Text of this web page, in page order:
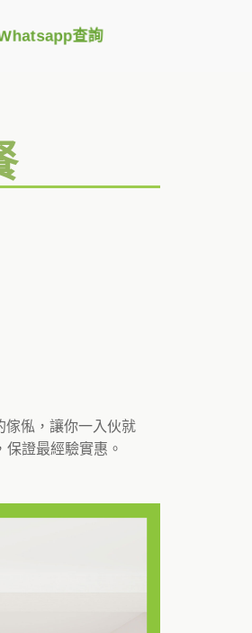
查詢
傢俬，讓你一入伙就
證最經驗實惠。